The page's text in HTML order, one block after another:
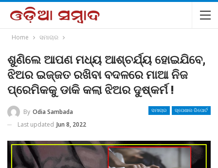
Home ସମାଚାର
ଶୁଣିଲେ ଆପଣ ମଧ୍ୟ ଆଶ୍ଚର୍ଯ୍ୟ ହୋଇଯିବେ,
ଝିଅର ଇଜ୍ଜତ ରଖିବା ବଦଳରେ ମାଆ ନିଜ
ପ୍ରେମିକକୁ ଡାକି କଲା ଝିଅର ଦୁଷ୍କର୍ମ !
ସମାଚାର ସ୍ପେଶାଲ ରିପୋର୍ଟ
By Odia Sambada
Last updated Jun 8, 2022